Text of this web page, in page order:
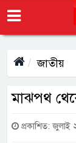
জাতীয়
মাঝপথ
প্রকাশিত: